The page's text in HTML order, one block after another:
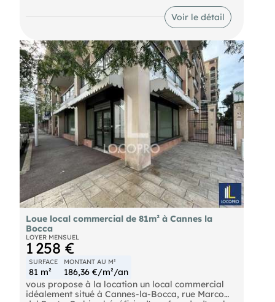
commercial
- Bail autorisant toutes activités, a l'exception de
la restauration avec cuisson
- Emplacement idéal pour une enseigne, une
boutique décoration , concept store , beauté, Une
opportunité rare de s'implanter sur l'un des axes
les plus prises de Cannes Pour renseignements
nous contacter
Voir le détail
Loue local commercial de 81m² à Cannes la
Bocca
LOYER MENSUEL
1 258 €
SURFACE
81 m²
MONTANT AU M²
186,36 €/m²/an
vous propose à la location un local commercial
idéalement situé à Cannes-la-Bocca, rue Marco